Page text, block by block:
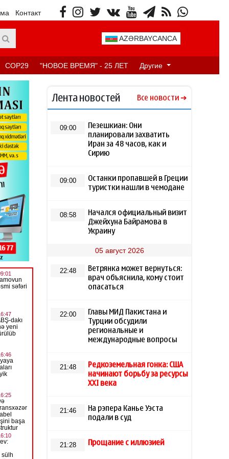
Контакт
AZƏRBAYCANCA
COP29 "НОВОЕ ВРЕМЯ" - 25 ЛЕТ Другие
Лента новостей Все новости
09:00
Пезешкиан: Они
планировали захватить
Иран за 48 часов, как и
Сирию
09:00
Останки пропавшей в Греции
туристки нашли в чемодане
08:58
Начался официальный визит
Джейхуна Байрамова в
Украину
05 август 2026
22:48
Ветрянка может вернуться:
врач объяснила, кому стоит
опасаться
22:00
Главы МИД Пакистана и
Турции обсудили
региональные и
международные вопросы
21:48
Редкоземельная гонка: США
начинают борьбу за ресурсы
XXI века
21:46
На рэпера Канье Уэста
подали в суд
21:28 Прощание с иллюзией